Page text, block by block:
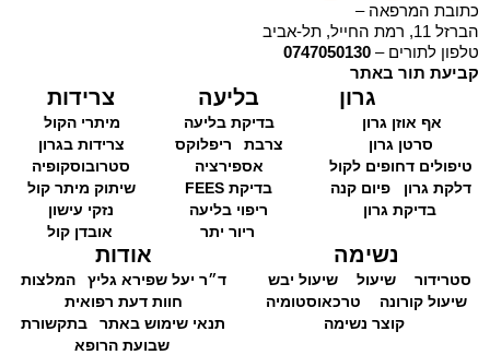
כתובת המרפאה –
הברזל 11, רמת החייל, תל-אביב
טלפון לתורים – 0747050130
קביעת תור באתר
גרון
אף אוזן גרון
סרטן גרון
טיפולים דחופים לקול
דלקת גרון
פיום קנה
בדיקת גרון
בליעה
בדיקת בליעה
צרבת
ריפלוקס
אספירציה
בדיקת FEES
ריפוי בליעה
ריור יתר
צרידות
מיתרי הקול
צרידות בגרון
סטרובוסקופיה
שיתוק מיתר קול
נזקי עישון
אובדן קול
נשימה
סטרידור שיעול
שיעול יבש
שיעול קורונה
טרכאוסטומיה
קוצר נשימה
אודות
ד״ר יעל שפירא גליץ
המלצות
חוות דעת רפואית
תנאי שימוש באתר
בתקשורת
שבועת הרופא